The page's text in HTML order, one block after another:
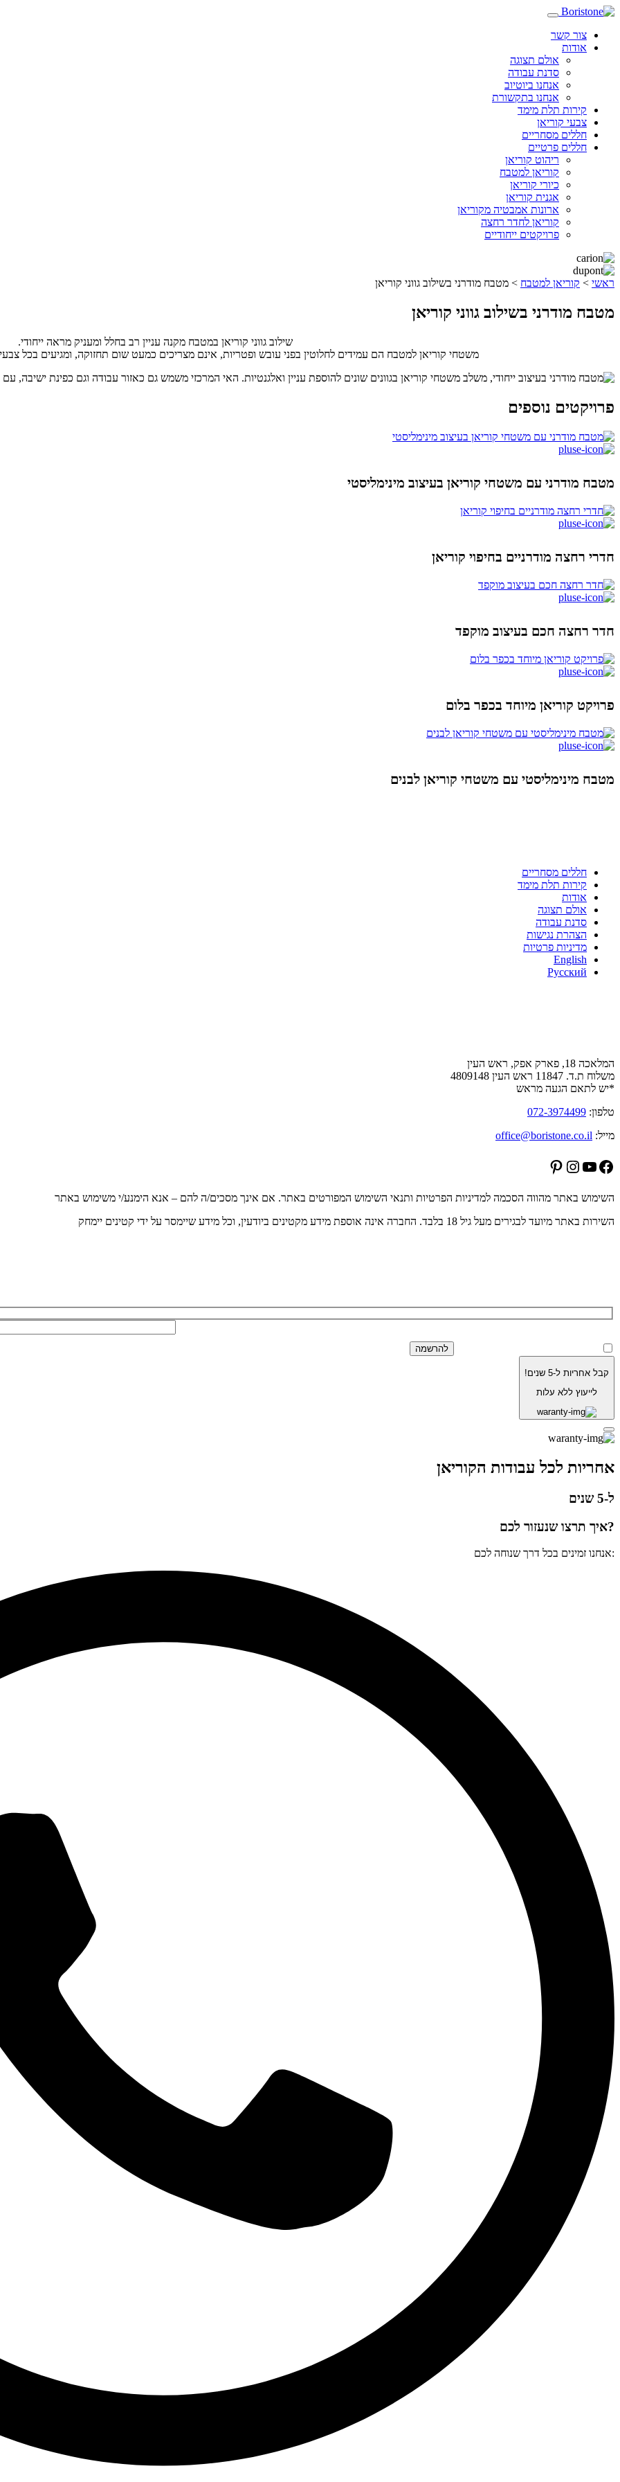
צור קשר
אודות
אולם תצוגה
סדנת עבודה
אנחנו ביוטיוב
אנחנו בתקשורת
קירות תלת מימד
צבעי קוריאן
חללים מסחריים
חללים פרטיים
ריהוט קוריאן
קוריאן למטבח
כיורי קוריאן
אגנית קוריאן
ארונות אמבטיה מקוריאן
קוריאן לחדר רחצה
פרויקטים ייחודיים
ראשי > קוריאן למטבח > מטבח מודרני בשילוב גווני קוריאן
מטבח מודרני בשילוב גווני קוריאן
שילוב גווני קוריאן במטבח מקנה עניין רב בחלל ומעניק מראה ייחודי.
משטחי קוריאן למטבח הם עמידים לחלוטין בפני עובש ופטריות, אינם מצריכים כמעט שום תחזוקה, ומגיעים בכל
פרויקטים נוספים
מטבח מודרני עם משטחי קוריאן בעיצוב מינימליסטי
חדרי רחצה מודרניים בחיפוי קוריאן
חדר רחצה חכם בעיצוב מוקפד
פרויקט קוריאן מיוחד בכפר בלום
מטבח מינימליסטי עם משטחי קוריאן לבנים
חללים מסחריים
קירות תלת מימד
אודות
אולם תצוגה
סדנת עבודה
הצהרת נגישות
מדיניות פרטיות
English
Русский
המלאכה 18, פארק אפק, ראש העין
משלוח ת.ד. 11847 ראש העין 4809148
*יש לתאם הגעה מראש
טלפון: 072-3974499
מייל: office@boristone.co.il
Facebook
YouTube
Instagram
Pinterest
השימוש באתר מהווה הסכמה למדיניות הפרטיות ותנאי השימוש המפורטים באתר. אם אינך מסכים/ה להם – אנא הימנע/י משימוש באתר
השירות באתר מיועד לבגירים מעל גיל 18 בלבד. החברה אינה אוספת מידע מקטינים ביודעין, וכל מידע שיימסר על ידי קטינים יימחק
קבל אחריות ל-5 שנים!
לייעוץ ללא עלות
אחריות לכל עבודות הקוריאן
ל-5 שנים
?איך תרצו שנעזור לכם
:אנחנו זמינים בכל דרך שנוחה לכם